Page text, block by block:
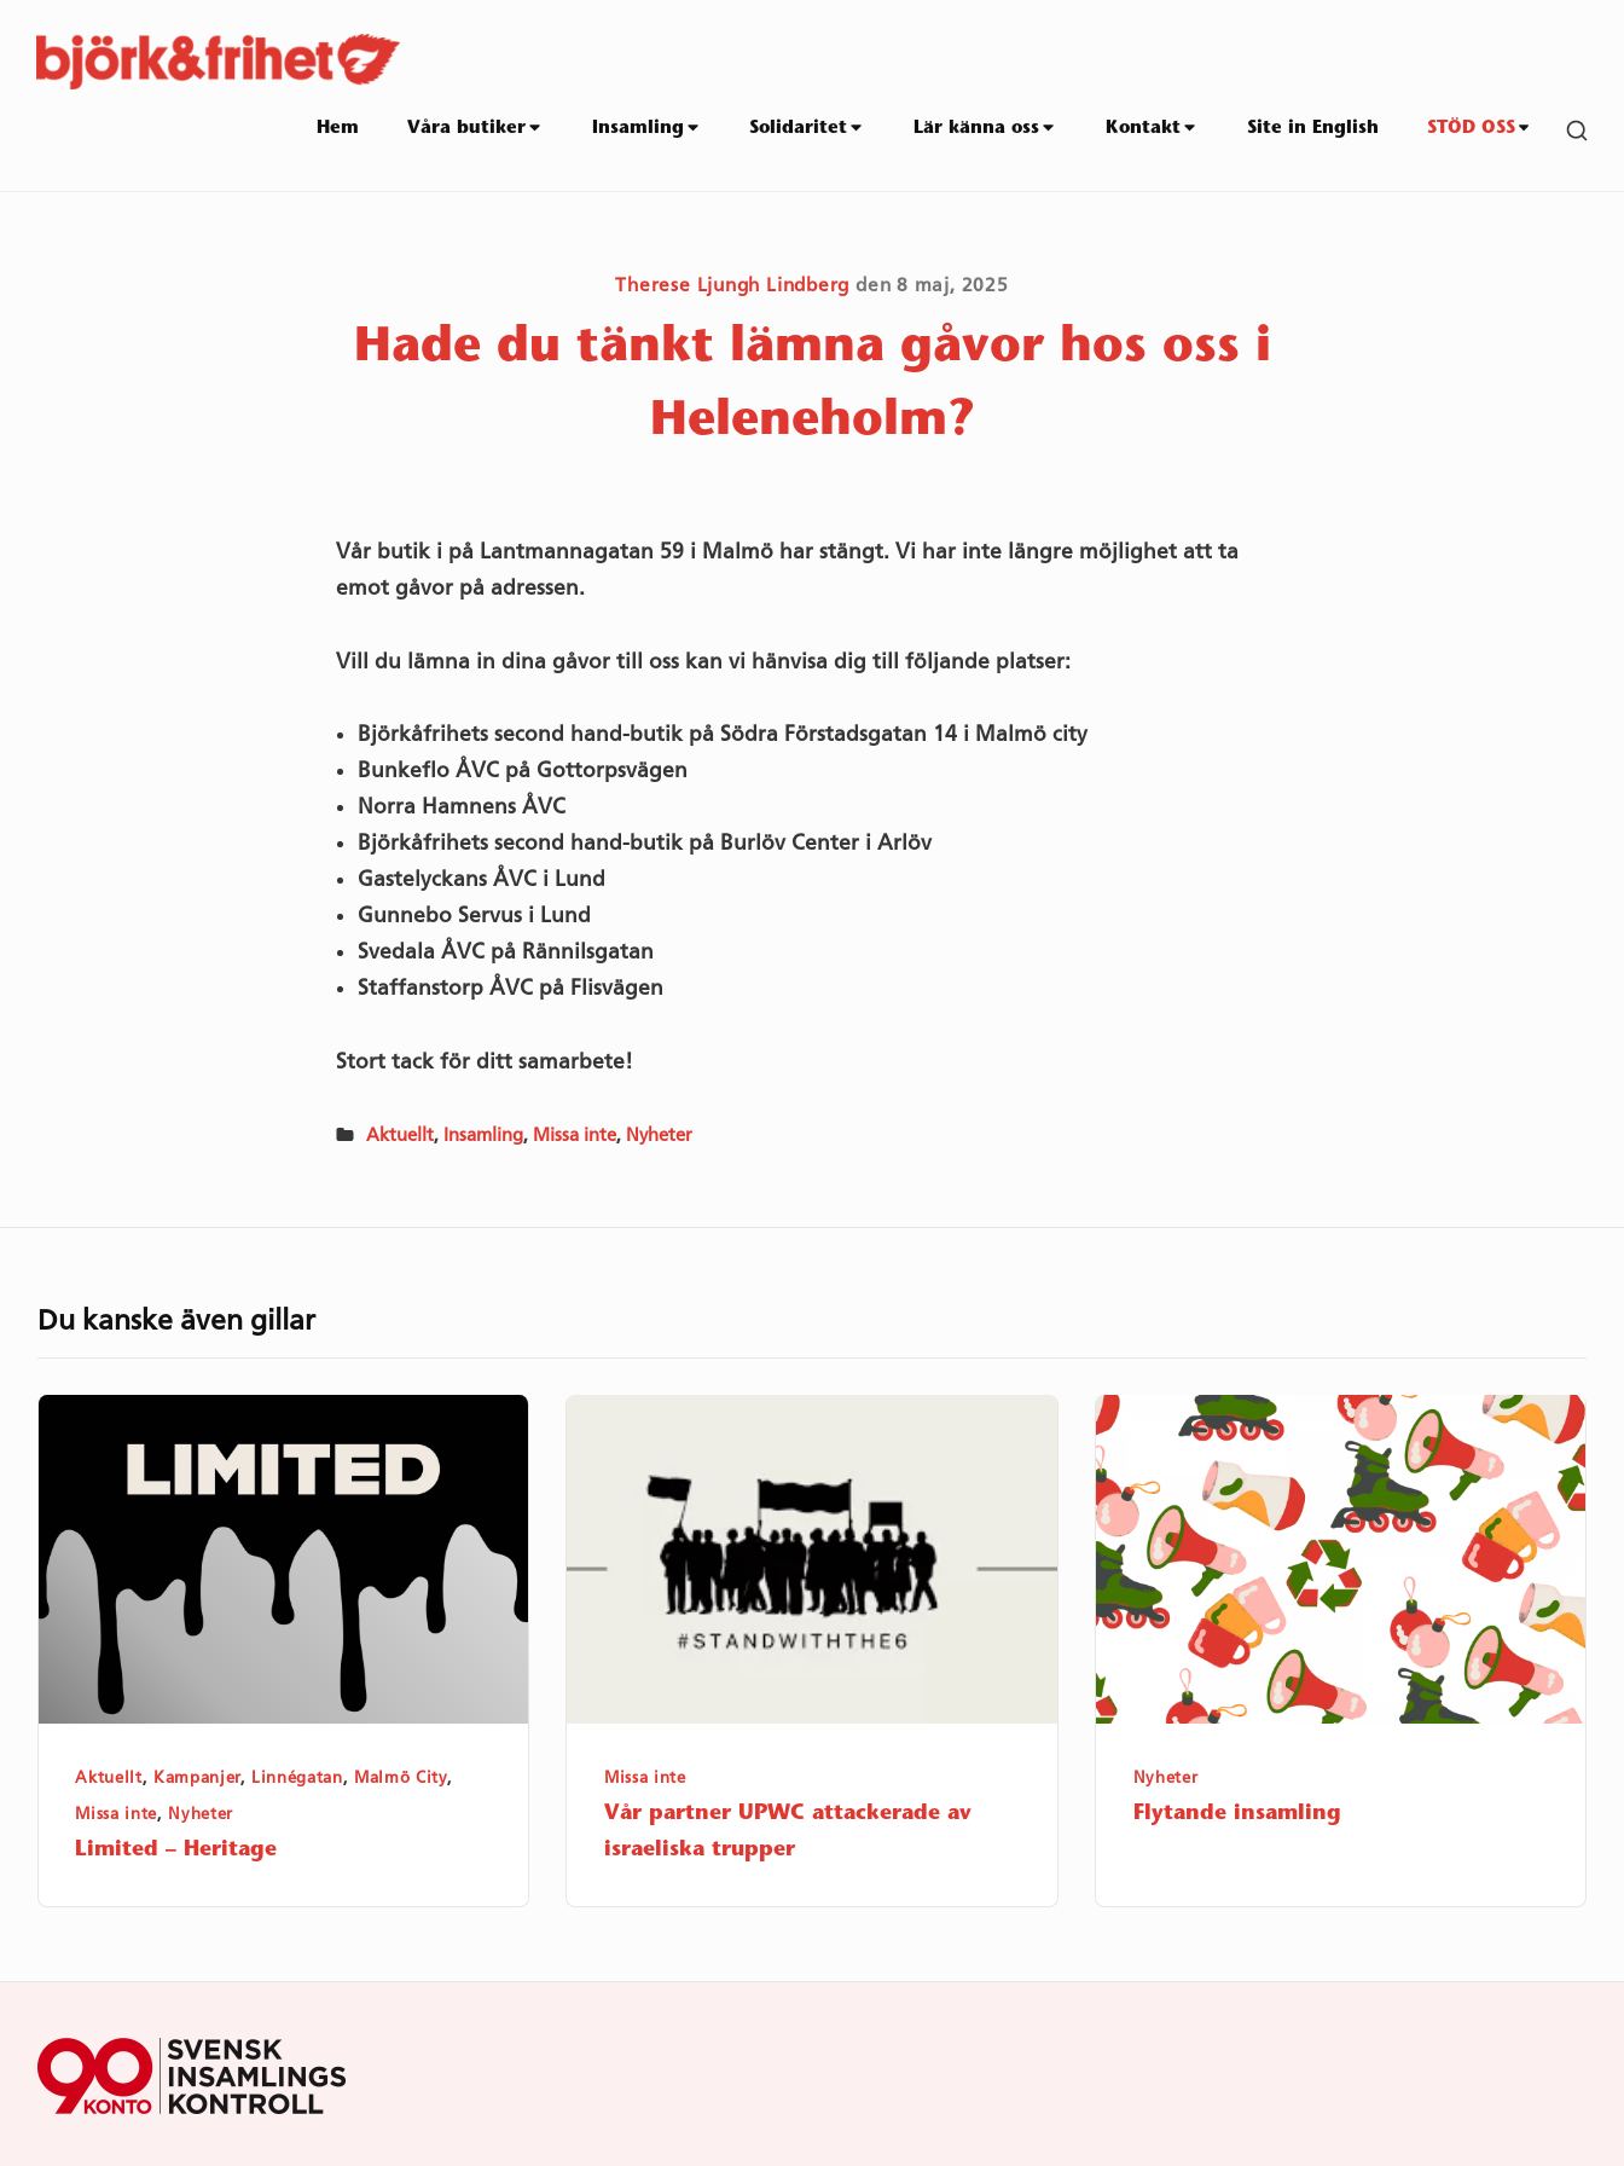
content
Site
Hem Våra butiker Insamling Solidaritet Lär känna oss Kontakt Site in English STÖD OSS
Therese Ljungh Lindberg den 8 maj, 2025
Hade du tänkt lämna gåvor hos oss i
Heleneholm?
Vår butik i på Lantmannagatan 59 i Malmö har stängt. Vi har inte längre möjlighet att ta
emot gåvor på adressen.
Vill du lämna in dina gåvor till oss kan vi hänvisa dig till följande platser:
Björkåfrihets second hand-butik på Södra Förstadsgatan 14 i Malmö city
Bunkeflo ÅVC på Gottorpsvägen
Norra Hamnens ÅVC
Björkåfrihets second hand-butik på Burlöv Center i Arlöv
Gastelyckans ÅVC i Lund
Gunnebo Servus i Lund
Svedala ÅVC på Rännilsgatan
Staffanstorp ÅVC på Flisvägen
Stort tack för ditt samarbete!
Aktuellt, Insamling, Missa inte, Nyheter
Du kanske även gillar
Aktuellt, Kampanjer, Linnégatan, Malmö City,
Missa inte, Nyheter
Limited – Heritage
attackerade
Missa inte
Vår partner UPWC attackerade av
israeliska trupper
Flytande
insamling
Nyheter
Flytande insamling